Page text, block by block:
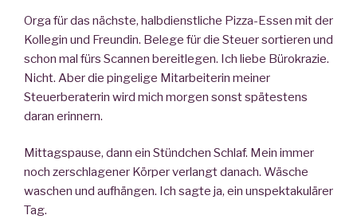
Orga für das nächste, halbdienstliche Pizza-Essen mit der
Kollegin und Freundin. Belege für die Steuer sortieren und
schon mal fürs Scannen bereitlegen. Ich liebe Bürokrazie.
Nicht. Aber die pingelige Mitarbeiterin meiner
Steuerberaterin wird mich morgen sonst spätestens
daran erinnern.
Mittagspause, dann ein Stündchen Schlaf. Mein immer
noch zerschlagener Körper verlangt danach. Wäsche
waschen und aufhängen. Ich sagte ja, ein unspektakulärer
Tag.